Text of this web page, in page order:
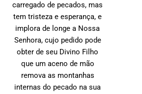
carregado de pecados, mas
tem tristeza e esperança, e
implora de longe a Nossa
Senhora, cujo pedido pode
obter de seu Divino Filho
que um aceno de mão
remova as montanhas
internas do pecado na sua